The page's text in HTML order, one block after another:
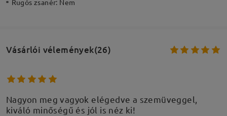
Rugós zsanér: Nem
Vásárlói vélemények(26)
Nagyon meg vagyok elégedve a szemüveggel,
kiváló minőségű és jól is néz ki!